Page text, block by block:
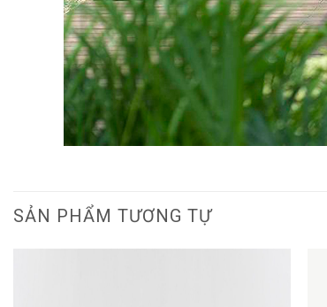
SẢN PHẨM TƯƠNG TỰ